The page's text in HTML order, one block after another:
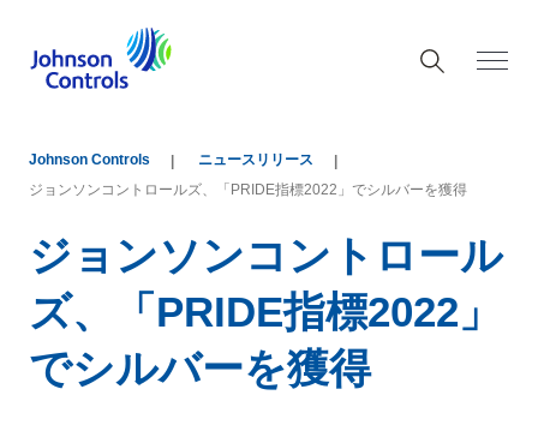
Johnson Controls
ニュースリリース
ジョンソンコントロールズ、「PRIDE指標2022」でシルバーを獲得
ジョンソンコントロール
ズ、「PRIDE指標2022」
でシルバーを獲得